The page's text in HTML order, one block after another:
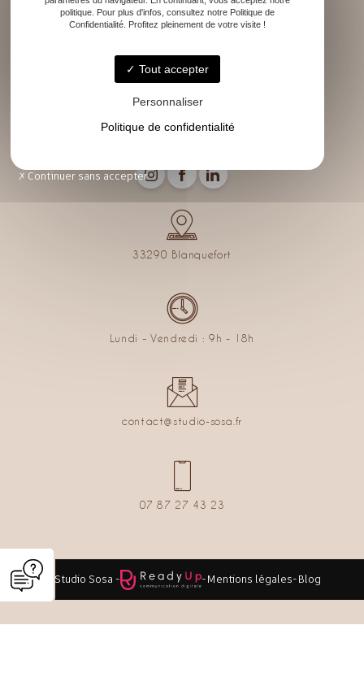
Rénovation
Conseils décoration
Mes réalisations
Contact
33290 Blanquefort
Lundi - Vendredi : 9h - 18h
contact@studio-sosa.fr
07 87 27 43 23
© Studio Sosa - - Mentions légales- Blog
politique. Pour plus d'infos, consultez notre Politique de
Confidentialité. Profitez pleinement de votre visite !
Tout accepter
Personnaliser
Politique de confidentialité
Continuer sans accepter